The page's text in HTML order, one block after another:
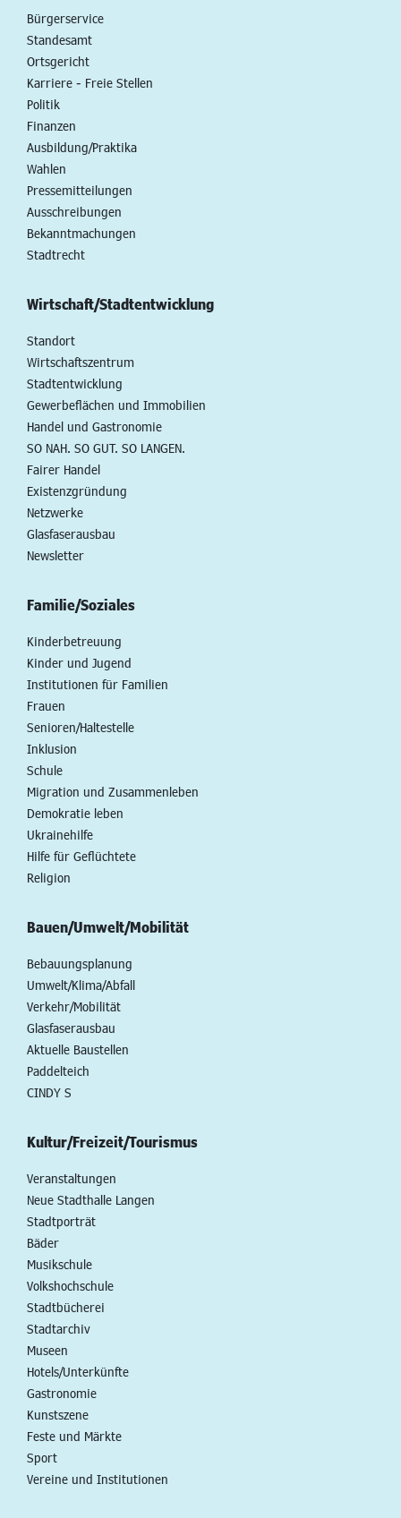
Bürgerservice
Standesamt
Ortsgericht
Karriere - Freie Stellen
Politik
Finanzen
Ausbildung/Praktika
Wahlen
Pressemitteilungen
Ausschreibungen
Bekanntmachungen
Stadtrecht
Wirtschaft/Stadtentwicklung
Standort
Wirtschaftszentrum
Stadtentwicklung
Gewerbeflächen und Immobilien
Handel und Gastronomie
SO NAH. SO GUT. SO LANGEN.
Fairer Handel
Existenzgründung
Netzwerke
Glasfaserausbau
Newsletter
Familie/Soziales
Kinderbetreuung
Kinder und Jugend
Institutionen für Familien
Frauen
Senioren/Haltestelle
Inklusion
Schule
Migration und Zusammenleben
Demokratie leben
Ukrainehilfe
Hilfe für Geflüchtete
Religion
Bauen/Umwelt/Mobilität
Bebauungsplanung
Umwelt/Klima/Abfall
Verkehr/Mobilität
Glasfaserausbau
Aktuelle Baustellen
Paddelteich
CINDY S
Kultur/Freizeit/Tourismus
Veranstaltungen
Neue Stadthalle Langen
Stadtporträt
Bäder
Musikschule
Volkshochschule
Stadtbücherei
Stadtarchiv
Museen
Hotels/Unterkünfte
Gastronomie
Kunstszene
Feste und Märkte
Sport
Vereine und Institutionen